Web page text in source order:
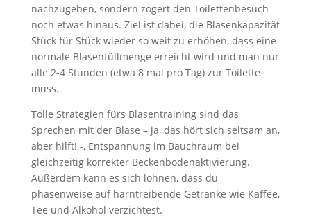
nachzugeben, sondern zögert den Toilettenbesuch
noch etwas hinaus. Ziel ist dabei, die Blasenkapazität
Stück für Stück wieder so weit zu erhöhen, dass eine
normale Blasenfüllmenge erreicht wird und man nur
alle 2-4 Stunden (etwa 8 mal pro Tag) zur Toilette
muss.
Tolle Strategien fürs Blasentraining sind das
Sprechen mit der Blase – ja, das hört sich seltsam an,
aber hilft! -, Entspannung im Bauchraum bei
gleichzeitig korrekter Beckenbodenaktivierung.
Außerdem kann es sich lohnen, dass du
phasenweise auf harntreibende Getränke wie Kaffee,
Tee und Alkohol verzichtest.